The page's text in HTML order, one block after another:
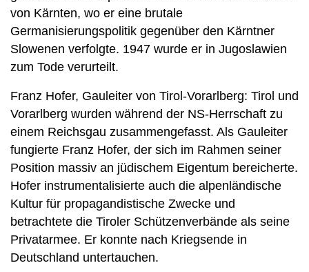
von Kärnten, wo er eine brutale
Germanisierungspolitik gegenüber den Kärntner
Slowenen verfolgte. 1947 wurde er in Jugoslawien
zum Tode verurteilt.
Franz Hofer, Gauleiter von Tirol-Vorarlberg: Tirol und
Vorarlberg wurden während der NS-Herrschaft zu
einem Reichsgau zusammengefasst. Als Gauleiter
fungierte Franz Hofer, der sich im Rahmen seiner
Position massiv an jüdischem Eigentum bereicherte.
Hofer instrumentalisierte auch die alpenländische
Kultur für propagandistische Zwecke und
betrachtete die Tiroler Schützenverbände als seine
Privatarmee. Er konnte nach Kriegsende in
Deutschland untertauchen.